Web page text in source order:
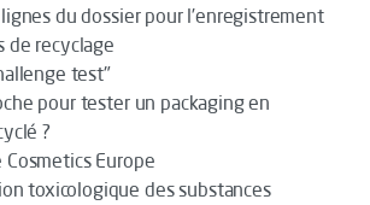
du dossier pour l’enregistrement
de recyclage
test"
pour tester un packaging en
?
Europe
toxicologique des substances